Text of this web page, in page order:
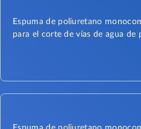
Espuma de poliuretano
para el corte de vías de agua de